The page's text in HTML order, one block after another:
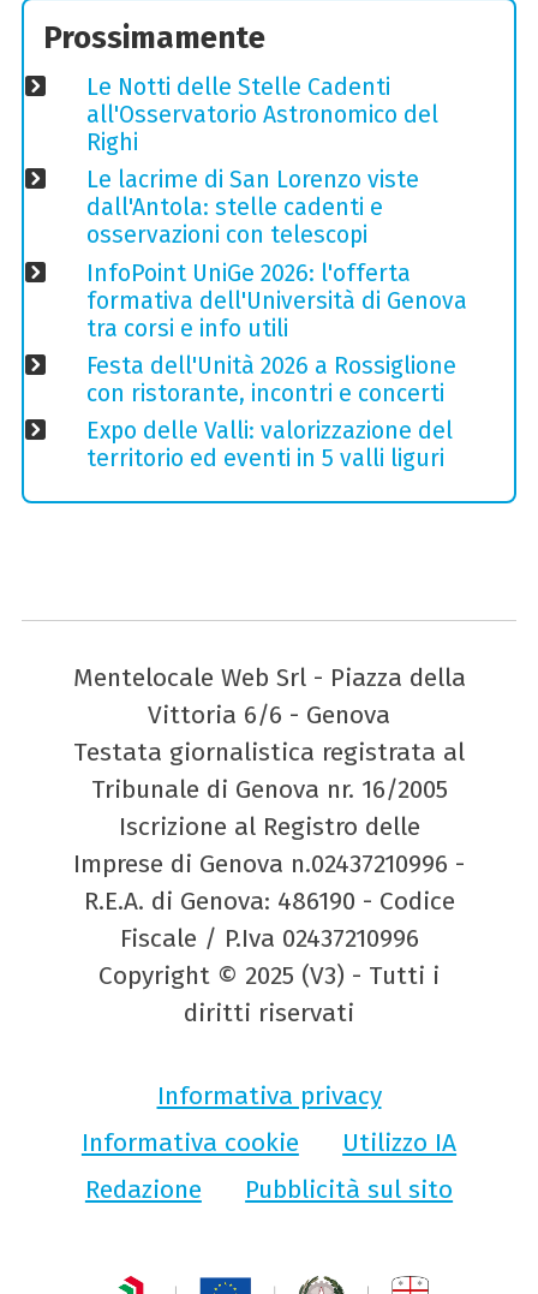
Prossimamente
Le Notti delle Stelle Cadenti
all'Osservatorio Astronomico del
Righi
Le lacrime di San Lorenzo viste
dall'Antola: stelle cadenti e
osservazioni con telescopi
InfoPoint UniGe 2026: l'offerta
formativa dell'Università di Genova
tra corsi e info utili
Festa dell'Unità 2026 a Rossiglione
con ristorante, incontri e concerti
Expo delle Valli: valorizzazione del
territorio ed eventi in 5 valli liguri
Mentelocale Web Srl - Piazza della
Vittoria 6/6 - Genova
Testata giornalistica registrata al
Tribunale di Genova nr. 16/2005
Iscrizione al Registro delle
Imprese di Genova n.02437210996 -
R.E.A. di Genova: 486190 - Codice
Fiscale / P.Iva 02437210996
Copyright © 2025 (V3) - Tutti i
diritti riservati
Informativa privacy
Informativa cookie
Utilizzo IA
Redazione
Pubblicità sul sito